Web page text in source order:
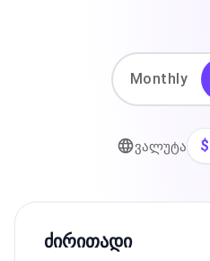
Monthly
Ვალუტა $
Ძირითადი